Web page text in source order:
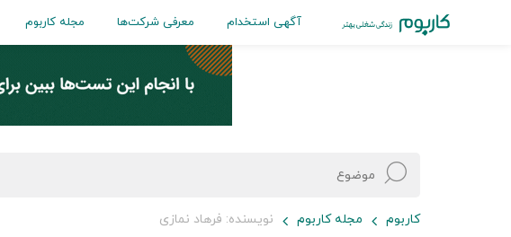
آگهی استخدام معرفی شرکت‌ها مجله کاربوم
کاربوم مجله کاربوم نویسنده: فرهاد نمازی